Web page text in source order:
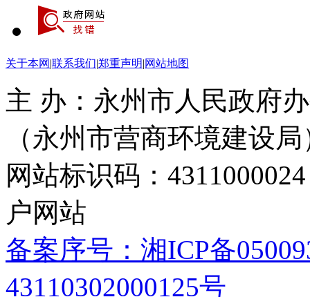
关于本网 |联系我们|郑重声明|网站地图
主 办：永州市人民政府
（永州市营商环境建设局
网站标识码：
户网站
备案序号：湘ICP备
43110302000125号